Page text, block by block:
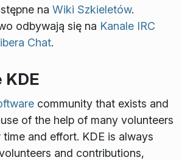
na Wiki Szkieletów.
odbywają się na Kanale IRC
Chat.
KDE
community that exists and
of the help of many volunteers
and effort. KDE is always
and contributions,